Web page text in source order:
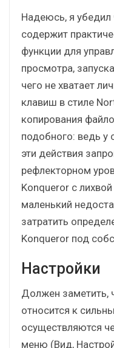
Надеюсь, я убедил
содержит
функции для
просмотра,
чего не хватает
клавиш в стиле
копирования
подобного: ведь у
эти действия
рефлекторном
Konqueror с
маленький
затратить
Konqueror под
Настройки
Должен заметить,
относится к
осуществляются
меню (Вид,